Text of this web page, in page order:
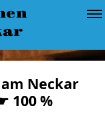
Neckar
100 %